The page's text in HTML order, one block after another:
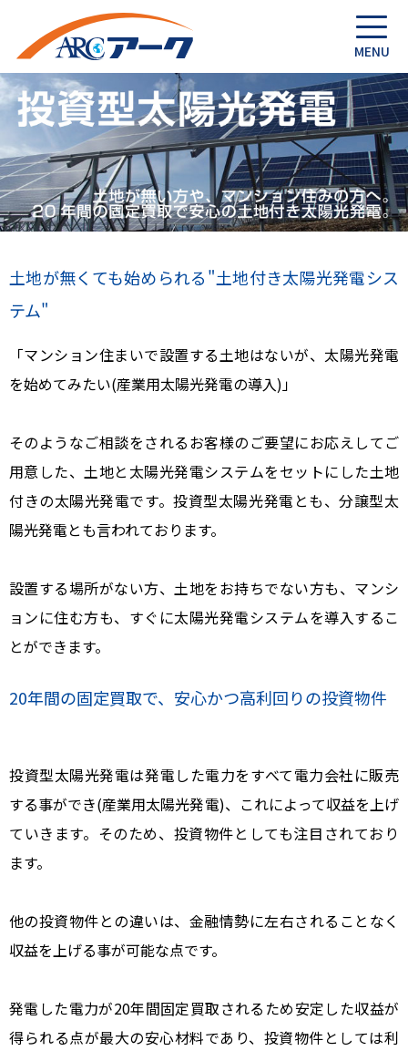
土地が無くても始められる"土地付き太陽光発電シス
テム"
「マンション住まいで設置する土地はないが、太陽光発電
を始めてみたい(産業用太陽光発電の導入)」
そのようなご相談をされるお客様のご要望にお応えしてご
用意した、土地と太陽光発電システムをセットにした土地
付きの太陽光発電です。投資型太陽光発電とも、分譲型太
陽光発電とも言われております。
設置する場所がない方、土地をお持ちでない方も、マンシ
ョンに住む方も、すぐに太陽光発電システムを導入するこ
とができます。
20年間の固定買取で、安心かつ高利回りの投資物件
投資型太陽光発電は発電した電力をすべて電力会社に販売
する事ができ(産業用太陽光発電)、これによって収益を上げ
ていきます。そのため、投資物件としても注目されており
ます。
他の投資物件との違いは、金融情勢に左右されることなく
収益を上げる事が可能な点です。
発電した電力が20年間固定買取されるため安定した収益が
得られる点が最大の安心材料であり、投資物件としては利